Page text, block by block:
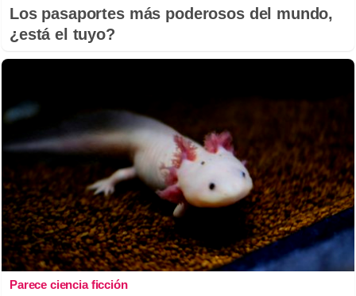
Los pasaportes más poderosos del mundo,
¿está el tuyo?
Parece ciencia ficción